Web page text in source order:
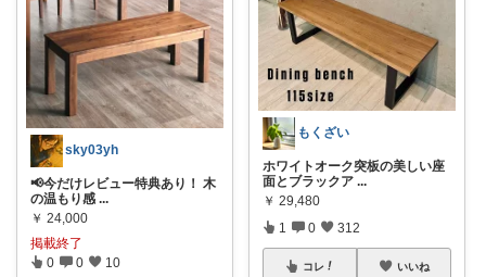
sky03yh
📢今だけレビュー特典あり！ 木
の温もり感 ...
￥ 24,000
掲載終了
0 0 10
もくざい
ホワイトオーク突板の美しい座
面とブラックア ...
￥ 29,480
1 0 312
コレ いいね